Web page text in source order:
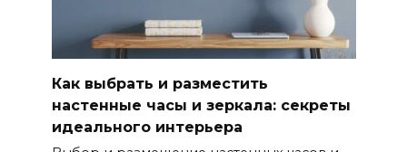
Как выбрать и разместить
настенные часы и зеркала: секреты
идеального интерьера